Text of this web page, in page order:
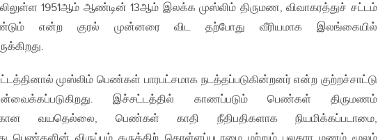
1951ஆம் ஆண்டின் 13ஆம் இலக்க முஸ்லிம் திருமண, விவாகரத்துச் சட்டம்
என்ற குரல் முன்னரை விட தற்போது வீரியமாக இலங்கையில்
முஸ்லிம் பெண்கள் பாரபட்சமாக நடத்தப்படுகின்றனர் என்ற குற்றச்சாட்டு
இச்சட்டத்தில் காணப்படும் பெண்கள் திருமணம்
வயதெல்லை, பெண்கள் காதி நீதிபதிகளாக நியமிக்கப்படாமை,